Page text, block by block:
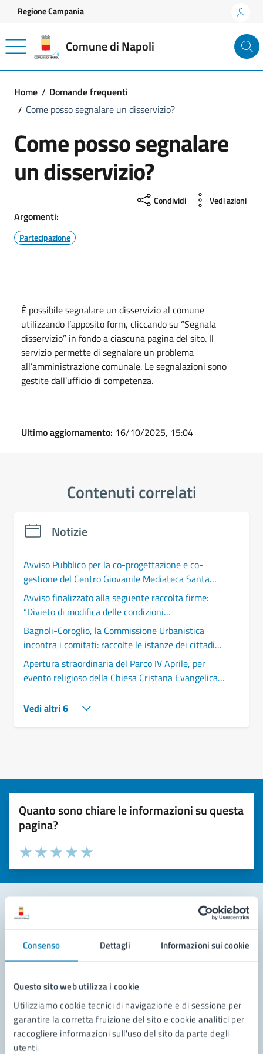
Consenso Dettagli Informazioni sui cookie
Questo sito web utilizza i cookie
Utilizziamo cookie tecnici di navigazione e di sessione per
garantire la corretta fruizione del sito e cookie analitici per
raccogliere informazioni sull'uso del sito da parte degli
utenti.
Vai ai contenuti
Vai al footer
Regione Campania
Comune di Napoli
Home
Domande frequenti
Come posso segnalare un disservizio?
Come posso segnalare
un disservizio?
Condividi Vedi azioni
Argomenti:
Partecipazione
È possibile segnalare un disservizio al comune
utilizzando l’apposito form, cliccando su “Segnala
disservizio” in fondo a ciascuna pagina del sito. Il
servizio permette di segnalare un problema
all’amministrazione comunale. Le segnalazioni sono
gestite dall’ufficio di competenza.
Ultimo aggiornamento: 16/10/2025, 15:04
Contenuti correlati
Notizie
Avviso Pubblico per la co-progettazione e co-
gestione del Centro Giovanile Mediateca Santa
Sofia
Avviso finalizzato alla seguente raccolta firme:
“Divieto di modifica delle condizioni
meteorologiche (Geoingegneria)"
Bagnoli-Coroglio, la Commissione Urbanistica
incontra i comitati: raccolte le istanze dei cittadini,
confermato l'impegno di monitoraggio
Apertura straordinaria del Parco IV Aprile, per
evento religioso della Chiesa Cristana Evangelica
Vedi altri 6
Quanto sono chiare le informazioni su questa
pagina?
Valuta la chiarezza delle informazioni (da 1 a 5 stelle)
Seleziona il numero di stelle per valutare la chiarezza delle
Valuta 5 stelle su 5
Valuta 4 stelle su 5
Valuta 3 stelle su 5
Valuta 2 stelle su 5
Valuta 1 stelle su 5
Richiedi assistenza
Prenota appuntamento
Problemi in città